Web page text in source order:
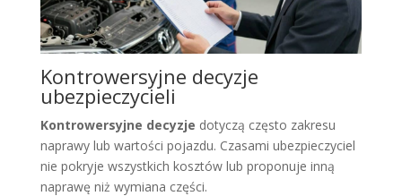
Kontrowersyjne decyzje
ubezpieczycieli
Kontrowersyjne decyzje dotyczą często zakresu
naprawy lub wartości pojazdu. Czasami ubezpieczyciel
nie pokryje wszystkich kosztów lub proponuje inną
naprawę niż wymiana części.